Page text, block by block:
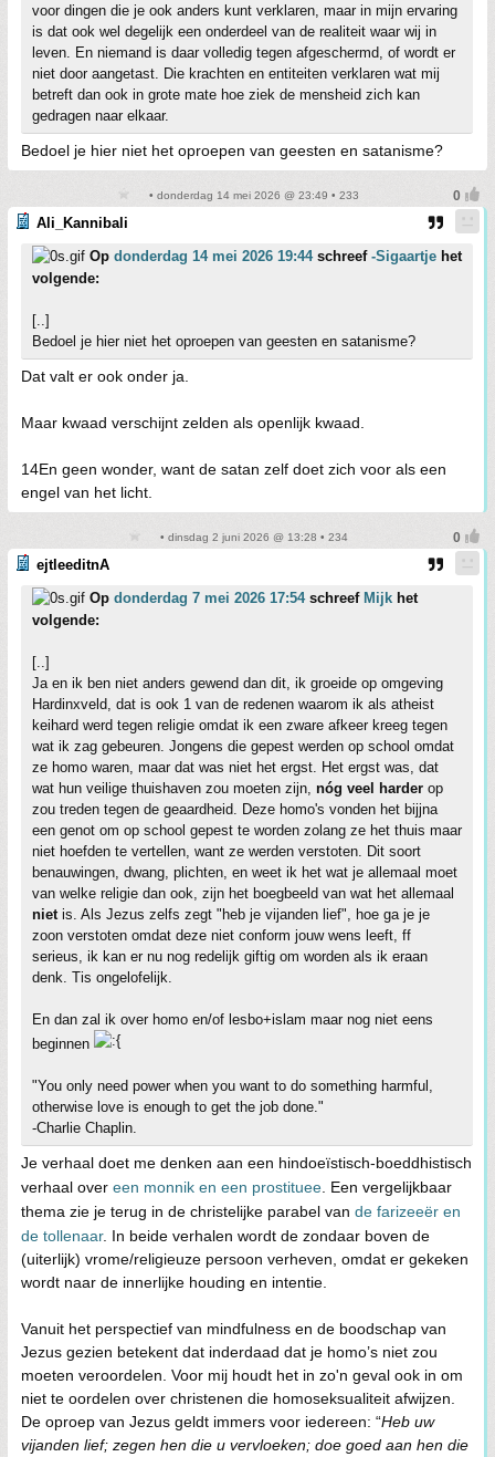
voor dingen die je ook anders kunt verklaren, maar in mijn ervaring
is dat ook wel degelijk een onderdeel van de realiteit waar wij in
leven. En niemand is daar volledig tegen afgeschermd, of wordt er
niet door aangetast. Die krachten en entiteiten verklaren wat mij
betreft dan ook in grote mate hoe ziek de mensheid zich kan
gedragen naar elkaar.
Bedoel je hier niet het oproepen van geesten en satanisme?
• donderdag 14 mei 2026 @ 23:49 • 233
Ali_Kannibali
Op donderdag 14 mei 2026 19:44schreef -Sigaartje het
volgende:
[..]
Bedoel je hier niet het oproepen van geesten en satanisme?
Dat valt er ook onder ja.
Maar kwaad verschijnt zelden als openlijk kwaad.
14En geen wonder, want de satan zelf doet zich voor als een
engel van het licht.
• dinsdag 2 juni 2026 @ 13:28 • 234
ejtleeditnA
Op donderdag 7 mei 2026 17:54schreef Mijk het
volgende:
[..]
Ja en ik ben niet anders gewend dan dit, ik groeide op omgeving
Hardinxveld, dat is ook 1 van de redenen waarom ik als atheist
keihard werd tegen religie omdat ik een zware afkeer kreeg tegen
wat ik zag gebeuren. Jongens die gepest werden op school omdat
ze homo waren, maar dat was niet het ergst. Het ergst was, dat
wat hun veilige thuishaven zou moeten zijn, nóg veel harder op
zou treden tegen de geaardheid. Deze homo's vonden het bijjna
een genot om op school gepest te worden zolang ze het thuis maar
niet hoefden te vertellen, want ze werden verstoten. Dit soort
benauwingen, dwang, plichten, en weet ik het wat je allemaal moet
van welke religie dan ook, zijn het boegbeeld van wat het allemaal
nietis. Als Jezus zelfs zegt "heb je vijanden lief", hoe ga je je
zoon verstoten omdat deze niet conform jouw wens leeft, ff
serieus, ik kan er nu nog redelijk giftig om worden als ik eraan
denk. Tis ongelofelijk.
En dan zal ik over homo en/of lesbo+islam maar nog niet eens
beginnen
"You only need power when you want to do something harmful,
otherwise love is enough to get the job done."
-Charlie Chaplin.
Je verhaal doet me denken aan een hindoeïstisch-boeddhistisch
verhaal over een monnik en een prostituee . Een vergelijkbaar
thema zie je terug in de christelijke parabel van de farizeeër en
de tollenaar. In beide verhalen wordt de zondaar boven de
(uiterlijk) vrome/religieuze persoon verheven, omdat er gekeken
wordt naar de innerlijke houding en intentie.
Vanuit het perspectief van mindfulness en de boodschap van
Jezus gezien betekent dat inderdaad dat je homo’s niet zou
moeten veroordelen. Voor mij houdt het in zo'n geval ook in om
niet te oordelen over christenen die homoseksualiteit afwijzen.
De oproep van Jezus geldt immers voor iedereen: “Heb uw
vijanden lief; zegen hen die u vervloeken; doe goed aan hen die